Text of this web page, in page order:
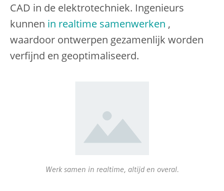
CAD in de elektrotechniek. Ingenieurs
kunnen in realtime samenwerken ,
waardoor ontwerpen gezamenlijk worden
verfijnd en geoptimaliseerd.
Werk samen in realtime, altijd en overal.